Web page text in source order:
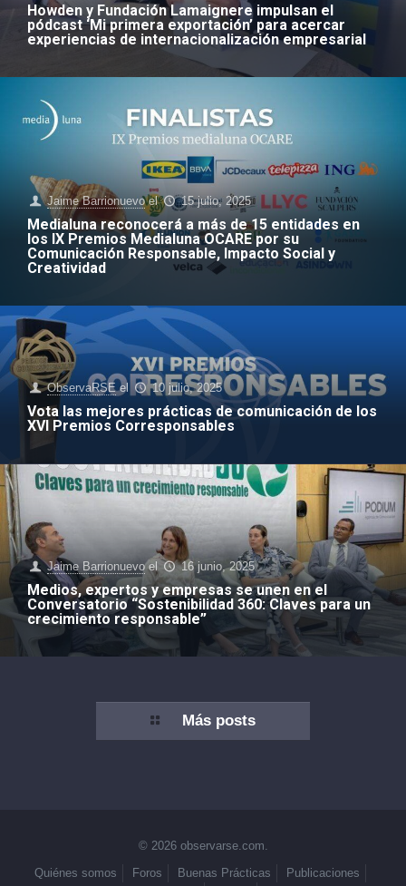
Howden y Fundación Lamaignere impulsan el
pódcast ‘Mi primera exportación’ para acercar
experiencias de internacionalización empresarial
Jaime Barrionuevo el 15 julio, 2025
Medialuna reconocerá a más de 15 entidades en
los IX Premios Medialuna OCARE por su
Comunicación Responsable, Impacto Social y
Creatividad
ObservaRSE el 10 julio, 2025
Vota las mejores prácticas de comunicación de los
XVI Premios Corresponsables
Jaime Barrionuevo el 16 junio, 2025
Medios, expertos y empresas se unen en el
Conversatorio “Sostenibilidad 360: Claves para un
crecimiento responsable”
Más posts
© 2026 observarse.com.
Quiénes somos
Foros Buenas Prácticas
Publicaciones